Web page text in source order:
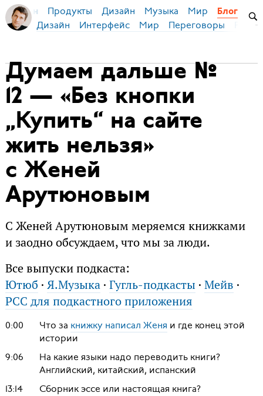
Бирман Продукты Дизайн Музыка Мир Блог
Дизайн Интерфейс Мир Переговоры
Думаем дальше №
12 — «Без кнопки
„Купить“ на сайте
жить нельзя»
с Женей
Арутюновым
С Женей Арутюновым меряемся книжками
и заодно обсуждаем, что мы за люди.
Все выпуски подкаста:
Ютюб · Я.Музыка· Гугль-подкасты · Мейв ·
РСС для подкастного приложения
0:00 Что за книжку написал Женя и где конец этой
истории
9:06
На какие языки надо переводить книги?
Английский, китайский, испанский
13:14
Сборник эссе или настоящая книга?